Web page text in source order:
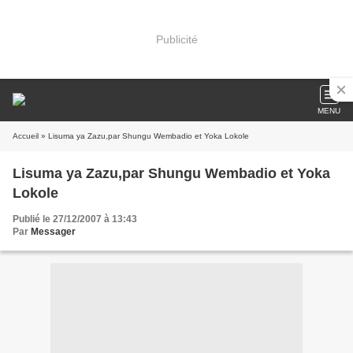
Publicité
MENU
Accueil » Lisuma ya Zazu,par Shungu Wembadio et Yoka Lokole
Lisuma ya Zazu,par Shungu Wembadio et Yoka
Lokole
Publié le 27/12/2007 à 13:43
Par Messager